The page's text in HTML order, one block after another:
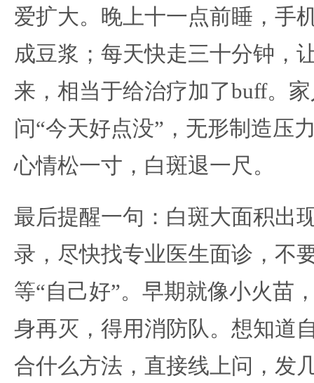
爱扩大。晚上十一点前睡，手
成豆浆；每天快走三十分钟，
来，相当于给治疗加了buff。
问“今天好点没”，无形制造压
心情松一寸，白斑退一尺。
最后提醒一句：白斑大面积出
录，尽快找专业医生面诊，不
等“自己好”。早期就像小火苗
身再灭，得用消防队。想知道
合什么方法，直接线上问，发